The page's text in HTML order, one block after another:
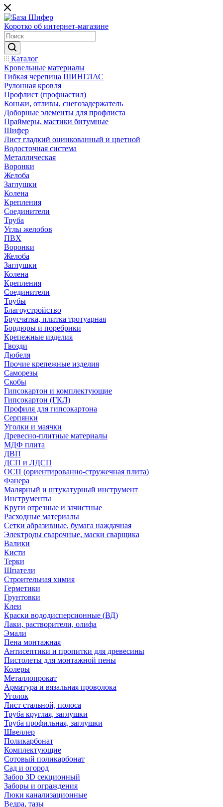
Коротко об интернет-магазине
Каталог
Кровельные материалы
Гибкая черепица ШИНГЛАС
Рулонная кровля
Профлист (профнастил)
Коньки, отливы, снегозадержатель
Доборные элементы для профлиста
Праймеры, мастики битумные
Шифер
Лист гладкий оцинкованный и цветной
Водосточная система
Металлическая
Воронки
Желоба
Заглушки
Колена
Крепления
Соединители
Труба
Углы желобов
ПВХ
Воронки
Желоба
Заглушки
Колена
Крепления
Соединители
Трубы
Благоустройство
Брусчатка, плитка тротуарная
Бордюры и поребрики
Крепежные изделия
Гвозди
Дюбеля
Прочие крепежные изделия
Саморезы
Скобы
Гипсокартон и комплектующие
Гипсокартон (ГКЛ)
Профиля для гипсокартона
Серпянки
Уголки и маячки
Древесно-плитные материалы
МДФ плита
ДВП
ДСП и ЛДСП
ОСП (ориентированно-стружечная плита)
Фанера
Малярный и штукатурный инструмент
Инструменты
Круги отрезные и зачистные
Расходные материалы
Сетки абразивные, бумага наждачная
Электроды сварочные, маски сварщика
Валики
Кисти
Терки
Шпатели
Строительная химия
Герметики
Грунтовки
Клеи
Краски вододисперсионные (ВД)
Лаки, растворители, олифа
Эмали
Пена монтажная
Антисептики и пропитки для древесины
Пистолеты для монтажной пены
Колеры
Металлопрокат
Арматура и вязальная проволока
Уголок
Лист стальной, полоса
Труба круглая, заглушки
Труба профильная, заглушки
Швеллер
Поликарбонат
Комплектующие
Сотовый поликарбонат
Сад и огород
Забор 3D секционный
Заборы и ограждения
Люки канализационные
Ведра, тазы